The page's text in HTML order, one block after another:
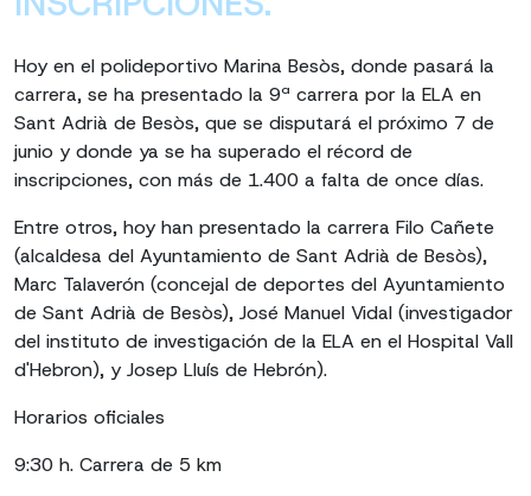
Hoy en el polideportivo Marina Besòs, donde pasará la
carrera, se ha presentado la 9ª carrera por la ELA en
Sant Adrià de Besòs, que se disputará el próximo 7 de
junio y donde ya se ha superado el récord de
inscripciones, con más de 1.400 a falta de once días.
Entre otros, hoy han presentado la carrera Filo Cañete
(alcaldesa del Ayuntamiento de Sant Adrià de Besòs),
Marc Talaverón (concejal de deportes del Ayuntamiento
de Sant Adrià de Besòs), José Manuel Vidal (investigador
del instituto de investigación de la ELA en el Hospital Vall
d'Hebron), y Josep Lluís de Hebrón).
Horarios oficiales
9:30 h. Carrera de 5 km